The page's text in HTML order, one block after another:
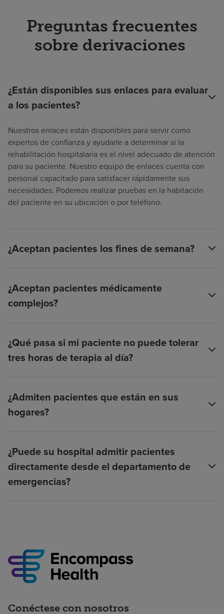
Preguntas frecuentes
sobre derivaciones
¿Están disponibles sus enlaces para evaluar
a los pacientes?
Nuestros enlaces están disponibles para servir como
expertos de confianza y ayudarle a determinar si la
rehabilitación hospitalaria es el nivel adecuado de atención
para su paciente. Nuestro equipo de enlaces cuenta con
personal capacitado para satisfacer rápidamente sus
necesidades. Podemos realizar pruebas en la habitación
del paciente en su ubicación o por teléfono.
¿Aceptan pacientes los fines de semana?
¿Aceptan pacientes médicamente
complejos?
¿Qué pasa si mi paciente no puede tolerar
tres horas de terapia al día?
¿Admiten pacientes que están en sus
hogares?
¿Puede su hospital admitir pacientes
directamente desde el departamento de
emergencias?
Conéctese con nosotros